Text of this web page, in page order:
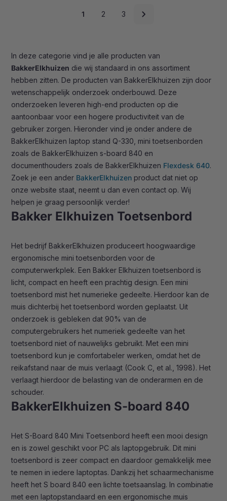
1 2 3 chevron_right
In deze categorie vind je alle producten van
BakkerElkhuizen die wij standaard in ons assortiment
hebben zitten. De producten van BakkerElkhuizen zijn door
wetenschappelijk onderzoek onderbouwd. Deze
onderzoeken leveren high-end producten op die
aantoonbaar voor een hogere productiviteit van de
gebruiker zorgen. Hieronder vind je onder andere de
BakkerElkhuizen laptop stand Q-330, mini toetsenborden
zoals de BakkerElkhuizen s-board 840 en
documenthouders zoals de BakkerElkhuizen Flexdesk 640.
Zoek je een ander BakkerElkhuizen product dat niet op
onze website staat, neemt u dan even contact op. Wij
helpen je graag persoonlijk verder!
Bakker Elkhuizen Toetsenbord
Het bedrijf BakkerElkhuizen produceert hoogwaardige
ergonomische mini toetsenborden voor de
computerwerkplek. Een Bakker Elkhuizen toetsenbord is
licht, compact en heeft een prachtig design. Een mini
toetsenbord mist het numerieke gedeelte. Hierdoor kan de
muis dichterbij het toetsenbord worden geplaatst. Uit
onderzoek is gebleken dat 90% van de
computergebruikers het numeriek gedeelte van het
toetsenbord niet of nauwelijks gebruikt. Met een mini
toetsenbord kun je comfortabeler werken, omdat het de
reikafstand naar de muis verlaagt (Cook C, et al., 1998). Het
verlaagt hierdoor de belasting van de onderarmen en de
schouder.
BakkerElkhuizen S-board 840
Het S-Board 840 Mini Toetsenbord heeft een mooi design
en is zowel geschikt voor PC als laptopgebruik. Dit mini
toetsenbord is zeer compact en daardoor gemakkelijk mee
te nemen in iedere laptoptas. Dankzij het schaarmechanisme
heeft het S board 840 een lichte toetsaanslag. In combinatie
met een laptopstandaard en een ergonomische muis